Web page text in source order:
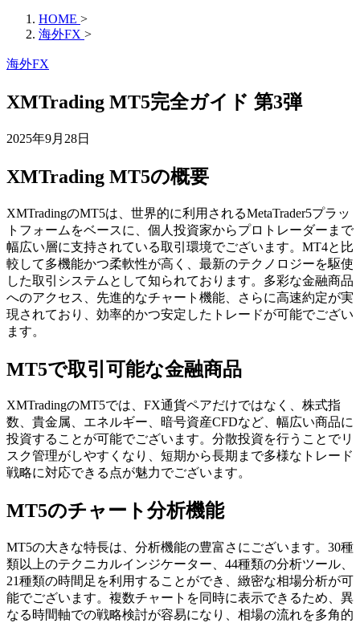
HOME >
海外FX >
海外FX
XMTrading MT5完全ガイド 第3弾
2025年9月28日
XMTrading MT5の概要
XMTradingのMT5は、世界的に利用されるMetaTrader5プラッ
トフォームをベースに、個人投資家からプロトレーダーまで
幅広い層に支持されている取引環境でございます。MT4と比
較して多機能かつ柔軟性が高く、最新のテクノロジーを駆使
した取引システムとして知られております。多彩な金融商品
へのアクセス、先進的なチャート機能、さらに高速約定が実
現されており、効率的かつ安定したトレードが可能でござい
ます。
MT5で取引可能な金融商品
XMTradingのMT5では、FX通貨ペアだけではなく、株式指
数、貴金属、エネルギー、暗号資産CFDなど、幅広い商品に
投資することが可能でございます。分散投資を行うことでリ
スク管理がしやすくなり、短期から長期まで多様なトレード
戦略に対応できる点が魅力でございます。
MT5のチャート分析機能
MT5の大きな特長は、分析機能の豊富さにございます。30種
類以上のテクニカルインジケーター、44種類の分析ツール、
21種類の時間足を利用することができ、緻密な相場分析が可
能でございます。複数チャートを同時に表示できるため、異
なる時間軸での戦略検討が容易になり、相場の流れを多角的